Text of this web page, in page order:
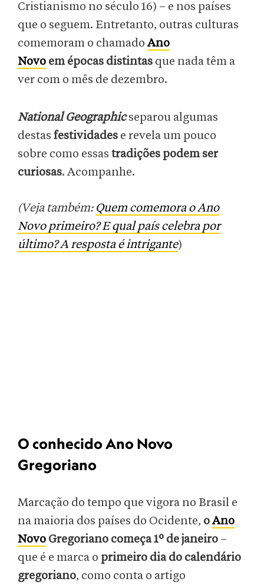
Cristianismo no século 16) – e nos países
que o seguem. Entretanto, outras culturas
comemoram o chamado Ano
Novo em épocas distintas que nada têm a
ver com o mês de dezembro.
National Geographic separou algumas
destas festividades e revela um pouco
sobre como essas tradições podem ser
curiosas. Acompanhe.
(Veja também: Quem comemora o Ano
Novo primeiro? E qual país celebra por
último? A resposta é intrigante)
O conhecido Ano Novo
Gregoriano
Marcação do tempo que vigora no Brasil e
na maioria dos países do Ocidente, oAno
Novo Gregoriano começa 1º de janeiro –
que é e marca o primeiro dia do calendário
gregoriano, como conta o artigo